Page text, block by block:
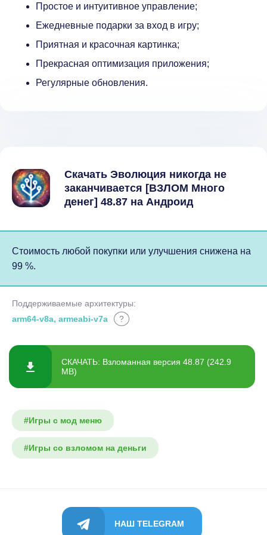
Простое и интуитивное управление;
Ежедневные подарки за вход в игру;
Приятная и красочная картинка;
Прекрасная оптимизация приложения;
Регулярные обновления.
Скачать Эволюция никогда не
заканчивается [ВЗЛОМ Много
денег] 48.87 на Андроид
Стоимость любой покупки или улучшения снижена на
99 %.
Поддерживаемые архитектуры:
arm64-v8a, armeabi-v7a
?
СКАЧАТЬ: Взломанная версия 48.87 (242.9
MB)
#Игры с мод меню
#Игры со взломом на деньги
НАШ TELEGRAM